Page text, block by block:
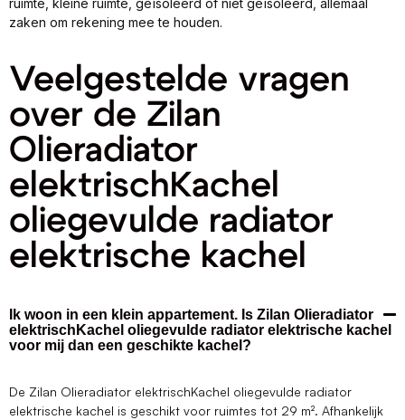
zaken om rekening mee te houden.
Veelgestelde vragen
over de Zilan
Olieradiator
elektrischKachel
oliegevulde radiator
elektrische kachel
Ik woon in een klein appartement. Is Zilan Olieradiator
elektrischKachel oliegevulde radiator elektrische kachel
voor mij dan een geschikte kachel?
De Zilan Olieradiator elektrischKachel oliegevulde radiator
elektrische kachel is geschikt voor ruimtes tot 29 m². Afhankelijk